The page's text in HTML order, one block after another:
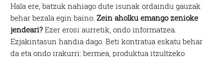
Hala ere, batzuk nahiago dute isunak ordaindu gauzak
behar bezala egin baino.Zein aholku emango zenioke
jendeari? Ezer erosi aurretik, ondo informatzea.
Ezjakintasun handia dago. Beti kontratua eskatu behar
da eta ondo irakurri: bermea, produktua itzultzeko